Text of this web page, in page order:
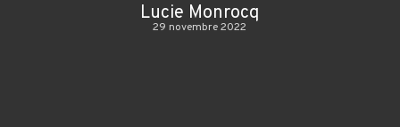
Lucie Monrocq
29 novembre 2022